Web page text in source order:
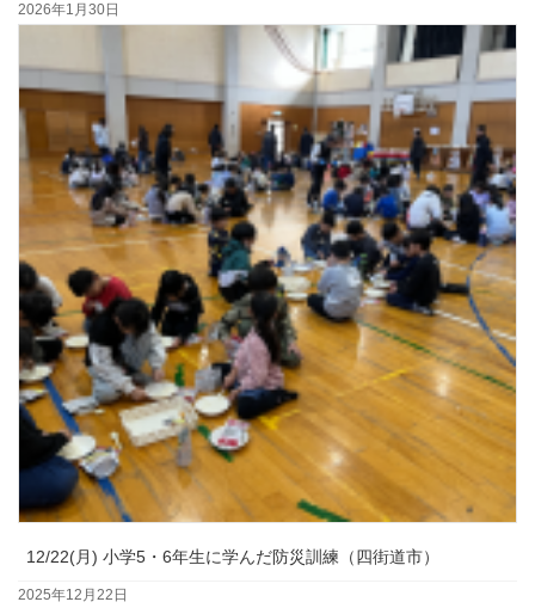
2026年1月30日
12/22(月) 小学5・6年生に学んだ防災訓練（四街道市）
2025年12月22日